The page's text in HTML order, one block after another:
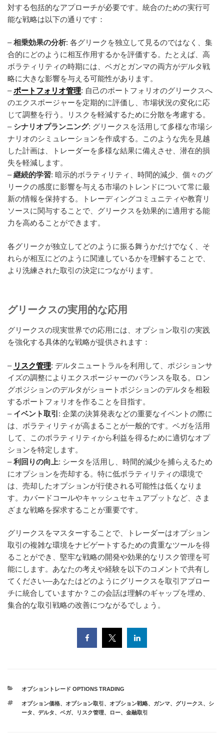
対する包括的なアプローチが必要です。統合のための実行可
能な戦略は以下の通りです：
–相乗効果の分析: 各グリークを独立して見るのではなく、集
合的にどのように相互作用するかを評価する。たとえば、高
ボラティリティの時期には、ベガとガンマの両方がデルタ戦
略に大きな影響を与える可能性があります。
–ポートフォリオ管理: 自己のポートフォリオのグリークスへ
のエクスポージャーを定期的に評価し、市場状況の変化に応
じて調整を行う。リスクを軽減するために分散を考慮する。
– シナリオプランニング: グリークスを活用して多様な市場シ
ナリオのシミュレーションを作成する。このような先を見越
した計画は、トレーダーを多様な結果に備えさせ、潜在的損
失を軽減します。
–継続的学習: 暗示的ボラティリティ、時間的減少、個々のグ
リークの感度に影響を与える市場のトレンドについて常に最
新の情報を保持する。トレーディングコミュニティや教育リ
ソースに関与することで、グリークスを効果的に適用する能
力を高めることができます。
各グリークが独立してどのように振る舞うかだけでなく、そ
れらが相互にどのように関連しているかを理解することで、
より洗練された取引の決定につながります。
グリークスの実用的な応用
グリークスの現実世界での応用には、オプション取引の実践
を強化する具体的な戦略が提供されます：
– リスク管理: デルタニュートラルを利用して、ポジションサ
イズの調整によりエクスポージャーのバランスを取る。ロン
グポジションのデルタがショートポジションのデルタを相殺
するポートフォリオを作ることを目指す。
– イベント取引 : 企業の決算発表などの重要なイベントの際に
は、ボラティリティが高まることが一般的です。ベガを活用
して、このボラティリティから利益を得るために適切なオプ
ションを特定します。
–利回りの向上: シータを活用し、時間的減少を捕らえるため
にオプションを売却する。特に低ボラティリティの環境で
は、売却したオプションが行使される可能性は低くなりま
す。カバードコールやキャッシュセキュアプットなど、さま
ざまな戦略を探求することが重要です。
グリークスをマスターすることで、トレーダーはオプション
取引の複雑な環境をナビゲートするための貴重なツールを得
ることができ、堅牢な戦略の開発や効果的なリスク管理を可
能にします。あなたの考えや経験を以下のコメントで共有し
てください—あなたはどのようにグリークスを取引アプロー
チに統合していますか？この会話は理解のギャップを埋め、
集合的な取引戦略の改善につながるでしょう。
カ
ゴ
オプショントレード OPTIONS TRADING
タ
グ
オプション価格、 オプション取引 、 オプション戦略、 ガンマ、 グリークス、
シ
ータ、 デルタ、 ベガ、 リスク管理、 ロー、 金融取引